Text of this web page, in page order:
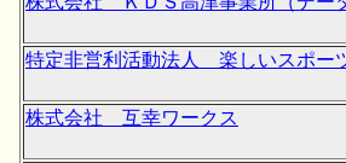
特定非営利活動法人 楽しいスポー
株式会社 互幸ワークス